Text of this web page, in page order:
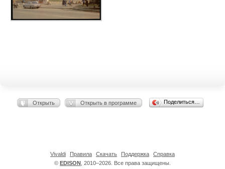
Открыть Открыть в программе Поделиться…
© EDISON , 2010–2026. Все права защищены.
Vivaldi Правила Скачать Поддержка Справка